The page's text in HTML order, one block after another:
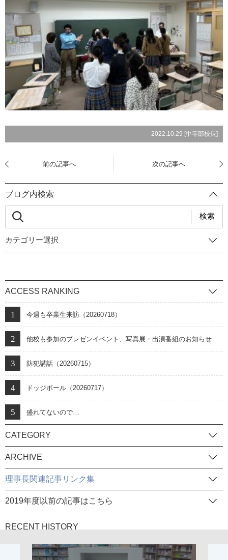
2022.10.29 [中等部校長]
前の記事へ 次の記事へ
ブログ内検索
検索
カテゴリー選択
ACCESS RANKING
今週も卒業生来訪（20260718）
他校も参加のプレゼンイベント、写真展・出演番組のお知らせ
防犯講話（20260715）
ドッジボール（20260717）
盛れてないので…
CATEGORY
ARCHIVE
理事長関連記事リンク集
2019年度以前の記事はこちら
RECENT HISTORY